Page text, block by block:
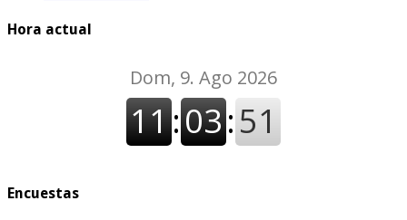
Hora actual
Encuestas